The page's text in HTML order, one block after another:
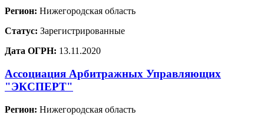
Регион: Нижегородская область
Статус: Зарегистрированные
Дата ОГРН: 13.11.2020
Ассоциация Арбитражных Управляющих
"ЭКСПЕРТ"
Регион: Нижегородская область